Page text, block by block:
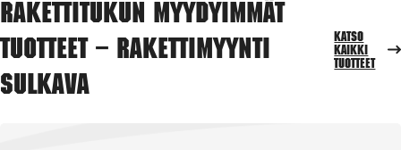
Rakettitukun myydyimmät
tuotteet – Rakettimyynti
Sulkava
Katso
kaikki
tuotteet